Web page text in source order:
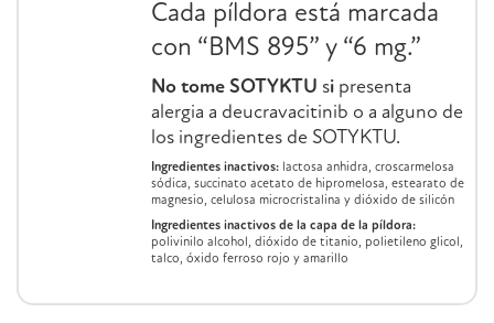
Cada píldora está marcada
con “BMS 895” y “6 mg.”
No tome SOTYKTU si presenta
alergia a deucravacitinib o a alguno de
los ingredientes de SOTYKTU.
Ingredientes inactivos: lactosa anhidra, croscarmelosa
sódica, succinato acetato de hipromelosa, estearato de
magnesio, celulosa microcristalina y dióxido de silicón
Ingredientes inactivos de la capa de la píldora:
polivinilo alcohol, dióxido de titanio, polietileno glicol,
talco, óxido ferroso rojo y amarillo